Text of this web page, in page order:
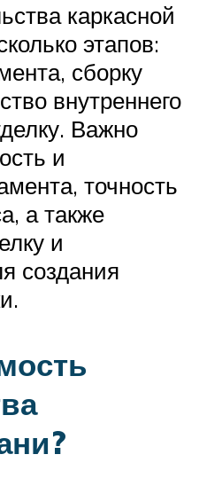
каркасной
этапов:
сборку
внутреннего
Важно
и
точность
а также
и
создания